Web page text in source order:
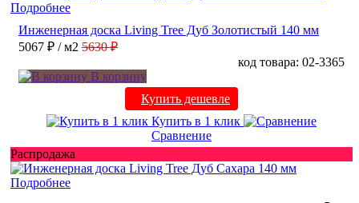
Подробнее
Инженерная доска Living Tree Дуб Золотистый 140 мм
5067 ₽ / м2 5630 ₽
код товара: 02-3365
В корзину
Купить дешевле
Купить в 1 клик
Сравнение
Распродажа
Подробнее